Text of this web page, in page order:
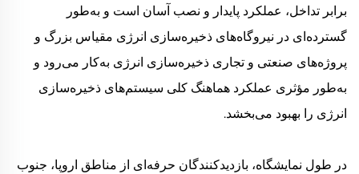
برابر تداخل، عملکرد پایدار و نصب آسان است و به‌طور
گسترده‌ای در نیروگاه‌های ذخیره‌سازی انرژی مقیاس بزرگ و
پروژه‌های صنعتی و تجاری ذخیره‌سازی انرژی به‌کار می‌رود و
به‌طور مؤثری عملکرد هماهنگ کلی سیستم‌های ذخیره‌سازی
انرژی را بهبود می‌بخشد.
در طول نمایشگاه، بازدیدکنندگان حرفه‌ای از مناطق اروپا، جنوب